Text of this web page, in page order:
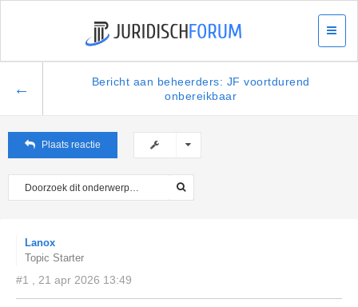
←
Bericht aan beheerders: JF voortdurend
onbereikbaar
Plaats reactie
Lanox
Topic Starter
#1 , 21 apr 2026 13:49